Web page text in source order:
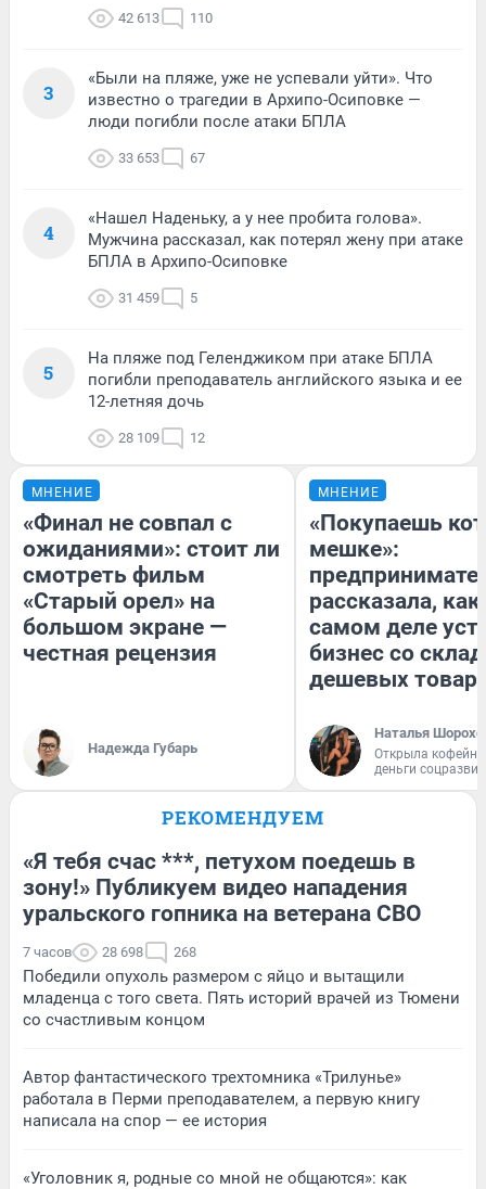
42 613 110
3
«Были на пляже, уже не успевали уйти». Что
известно о трагедии в Архипо-Осиповке —
люди погибли после атаки БПЛА
33 653 67
4
«Нашел Наденьку, а у нее пробита голова».
Мужчина рассказал, как потерял жену при атаке
БПЛА в Архипо-Осиповке
31 459 5
5
На пляже под Геленджиком при атаке БПЛА
погибли преподаватель английского языка и ее
12-летняя дочь
28 109 12
МНЕНИЕ
«Финал не совпал с
ожиданиями»: стоит ли
смотреть фильм
«Старый орел» на
большом экране —
честная рецензия
Надежда Губарь
МНЕНИЕ
«Покупаешь
мешке»:
рассказала, как
самом деле
бизнес со
дешевых
Наталья
Открыла
деньги
РЕКОМЕНДУЕМ
«Я тебя счас ***, петухом поедешь в
зону!» Публикуем видео нападения
уральского гопника на ветерана СВО
7 часов 28 698 268
Победили опухоль размером с яйцо и вытащили
младенца с того света. Пять историй врачей из Тюмени
со счастливым концом
Автор фантастического трехтомника «Трилунье»
работала в Перми преподавателем, а первую книгу
написала на спор — ее история
«Уголовник я, родные со мной не общаются»: как